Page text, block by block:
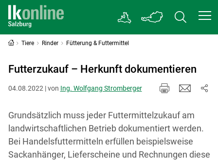
Tiere Rinder Fütterung & Futtermittel
Futterzukauf – Herkunft dokumentieren
04.08.2022 | von Ing. Wolfgang Stromberger
Grundsätzlich muss jeder Futtermittelzukauf am
landwirtschaftlichen Betrieb dokumentiert werden.
Bei Handelsfuttermitteln erfüllen beispielsweise
Sackanhänger, Lieferscheine und Rechnungen diese